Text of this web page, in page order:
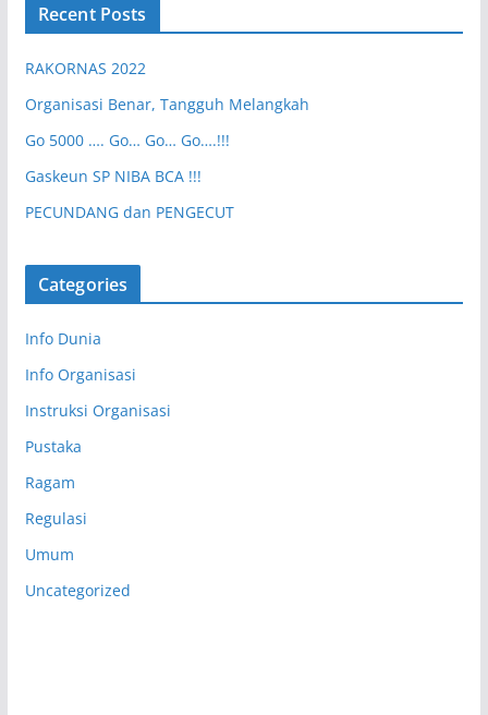
Recent Posts
RAKORNAS 2022
Organisasi Benar, Tangguh Melangkah
Go 5000 …. Go… Go… Go….!!!
Gaskeun SP NIBA BCA !!!
PECUNDANG dan PENGECUT
Categories
Info Dunia
Info Organisasi
Instruksi Organisasi
Pustaka
Ragam
Regulasi
Umum
Uncategorized